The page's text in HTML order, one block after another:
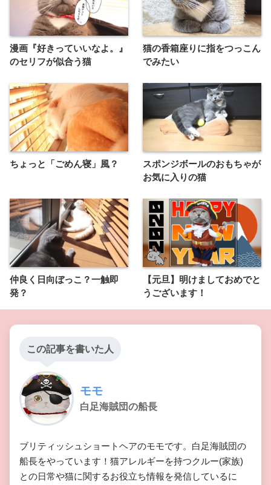
漫画『好きっていいなよ。』
のセリフが似合う猫
猫の香箱座りに指をつっこん
でみたい
ちょっと「ごめん寝」風？
スポンジボールのおもちゃが
お気に入りの猫
仲良く日向ぼっこ？一触即
発？
【元旦】明けましておめでと
うございます！
この記事を書いた人
モモ
白足海賊団の船長
ブリティッシュショートヘアのモモです。白足海賊団の
船長をやっています！猫アレルギーを持つクルー(家族)
との日常や猫に関するお役立ち情報を発信しているに